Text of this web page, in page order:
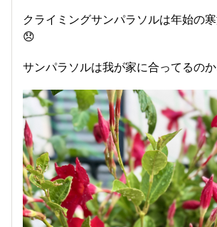
クライミングサンパラソルは年始の
😞
サンパラソルは我が家に合ってるの